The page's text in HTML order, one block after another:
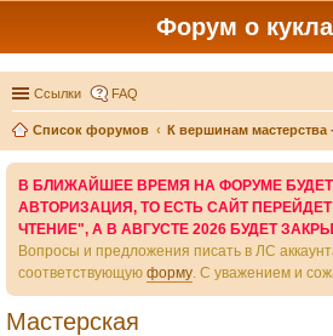
Форум о
Ссылки FAQ
Список форумов К вершинам мастерства
В БЛИЖАЙШЕЕ ВРЕМЯ НА ФОРУМЕ
АВТОРИЗАЦИЯ, ТО ЕСТЬ САЙТ
ЧТЕНИЕ", А В АВГУСТЕ 2026 БУДЕТ
Вопросы и предложения писать в ЛС
соответствующую форму. С уважением и
Мастерская